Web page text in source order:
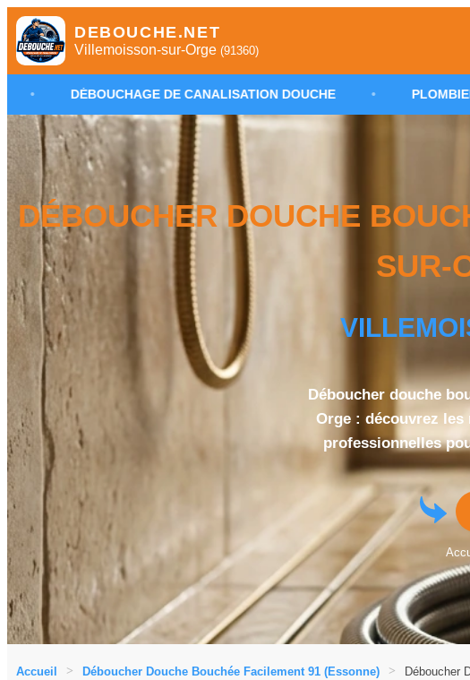
DEBOUCHE.NET
Villemoisson-sur-Orge (91360)
DE CANALISATION DOUCHE • PLOMBIER
DÉBOUCHER DOUCHE
SUR-
Déboucher douche
Orge : découvrez
professionnelles
Accueil Déboucher Douche Bouchée Facilement 91 (Essonne) Déboucher